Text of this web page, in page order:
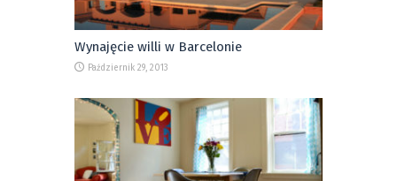
Wynajęcie willi w Barcelonie
Październik 29, 2013